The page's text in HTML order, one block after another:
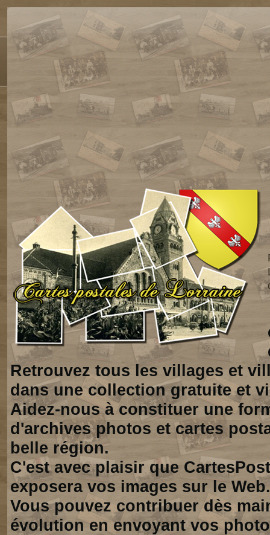
Retrouvez tous les villages et
dans une collection gratuite et
Aidez-nous à constituer une
d'archives photos et cartes
belle région.
C'est avec plaisir que
exposera vos images sur le Web.
Vous pouvez contribuer dès
évolution en envoyant vos